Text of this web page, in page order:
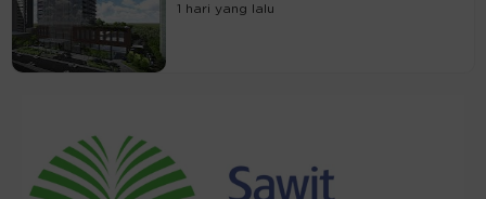
1 hari yang lalu